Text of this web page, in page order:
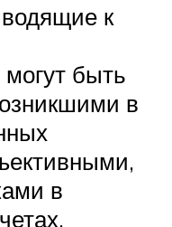
к
быть
в
в